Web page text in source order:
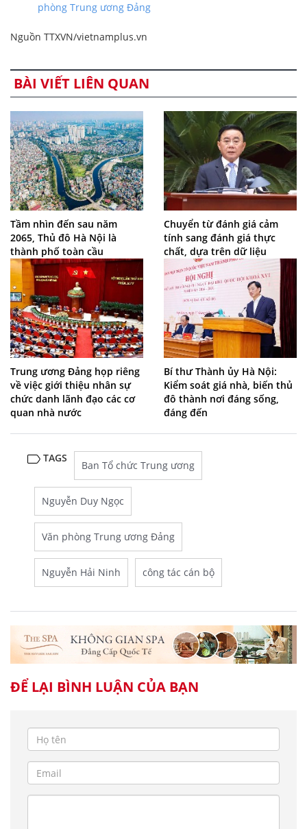
phòng Trung ương Đảng
Nguồn TTXVN/vietnamplus.vn
BÀI VIẾT LIÊN QUAN
Tầm nhìn đến sau năm
2065, Thủ đô Hà Nội là
thành phố toàn cầu
Chuyển từ đánh giá cảm
tính sang đánh giá thực
chất, dựa trên dữ liệu
Trung ương Đảng họp riêng
về việc giới thiệu nhân sự
chức danh lãnh đạo các cơ
quan nhà nước
Bí thư Thành ủy Hà Nội:
Kiểm soát giá nhà, biến thủ
đô thành nơi đáng sống,
đáng đến
TAGS
Ban Tổ chức Trung ương
Nguyễn Duy Ngọc
Văn phòng Trung ương Đảng
Nguyễn Hải Ninh công tác cán bộ
ĐỂ LẠI BÌNH LUẬN CỦA BẠN